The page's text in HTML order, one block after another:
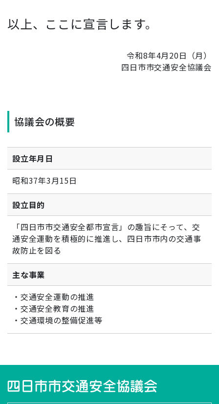
以上、ここに宣言します。
令和8年4月20日（月）
四日市市交通安全協議会
協議会の概要
設立年月日
昭和37年3月15日
設立目的
「四日市市交通安全都市宣言」の趣旨にそって、交
通安全運動を積極的に推進し、四日市市内の交通事
故防止を図る
主な事業
・交通安全運動の推進
・交通安全教育の推進
・交通環境の整備促進等